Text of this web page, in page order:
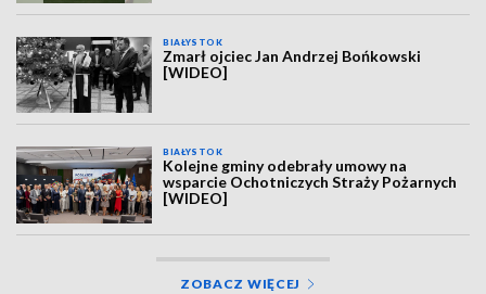
BIAŁYSTOK
Zmarł ojciec Jan Andrzej Bońkowski
[WIDEO]
BIAŁYSTOK
Kolejne gminy odebrały umowy na
wsparcie Ochotniczych Straży Pożarnych
[WIDEO]
ZOBACZ WIĘCEJ